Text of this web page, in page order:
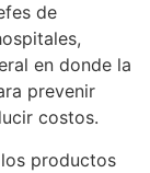
de
en donde la
prevenir
costos.
productos